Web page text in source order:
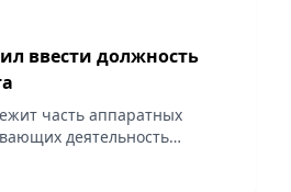
ввести должность
часть аппаратных
деятельность
а также должность
сообщает Vecher.kz.